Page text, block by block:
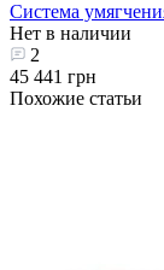
Система
Нет в наличии
2
45 441 грн
Похожие статьи